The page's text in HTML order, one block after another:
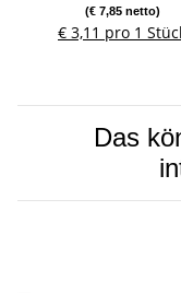
(€ 7,85 netto)
€ 3,11 pro 1
Das